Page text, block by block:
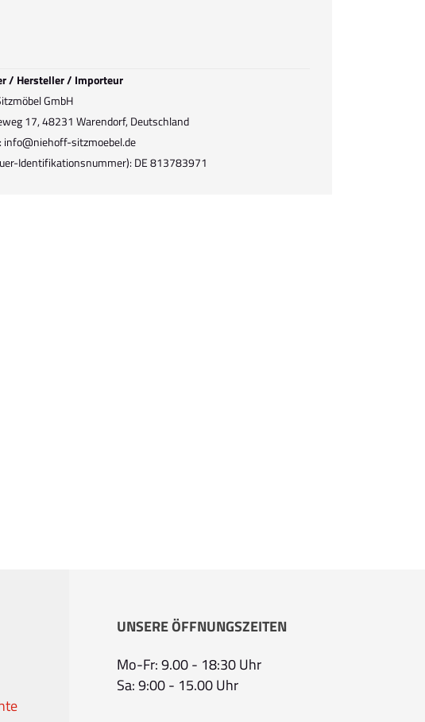
/ Hersteller / Importeur
GmbH
17, 48231 Warendorf, Deutschland
info@niehoff-sitzmoebel.de
Identifikationsnummer): DE 813783971
UNSERE ÖFFNUNGSZEITEN
Mo-Fr: 9.00 - 18:30 Uhr
Sa: 9:00 - 15.00 Uhr